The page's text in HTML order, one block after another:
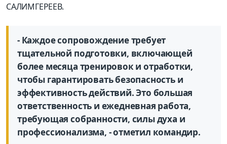
САЛИМГЕРЕЕВ.
- Каждое сопровождение требует
тщательной подготовки, включающей
более месяца тренировок и отработки,
чтобы гарантировать безопасность и
эффективность действий. Это большая
ответственность и ежедневная работа,
требующая собранности, силы духа и
профессионализма, - отметил командир.